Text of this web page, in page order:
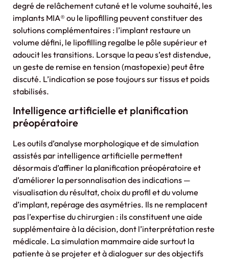
degré de relâchement cutané et le volume souhaité, les
implants MIA® ou le lipofilling peuvent constituer des
solutions complémentaires : l’implant restaure un
volume défini, le lipofilling regalbe le pôle supérieur et
adoucit les transitions. Lorsque la peau s’est distendue,
un geste de remise en tension (mastopexie) peut être
discuté. L’indication se pose toujours sur tissus et poids
stabilisés.
Intelligence artificielle et planification
préopératoire
Les outils d’analyse morphologique et de simulation
assistés par intelligence artificielle permettent
désormais d’affiner la planification préopératoire et
d’améliorer la personnalisation des indications —
visualisation du résultat, choix du profil et du volume
d’implant, repérage des asymétries. Ils ne remplacent
pas l’expertise du chirurgien : ils constituent une aide
supplémentaire à la décision, dont l’interprétation reste
médicale. La simulation mammaire aide surtout la
patiente à se projeter et à dialoguer sur des objectifs